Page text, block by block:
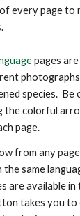
of every page to
pages
species. Be
the colorful
page.
from any
the same
are available in
takes you to